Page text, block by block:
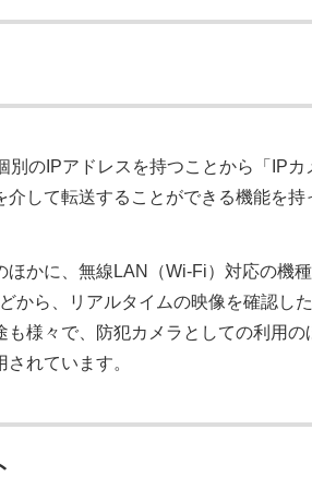
のIPアドレスを持つことから「IPカ
して転送することができる機能を持
かに、無線LAN（Wi-Fi）対応の機
から、リアルタイムの映像を確認し
様々で、防犯カメラとしての利用の
れています。